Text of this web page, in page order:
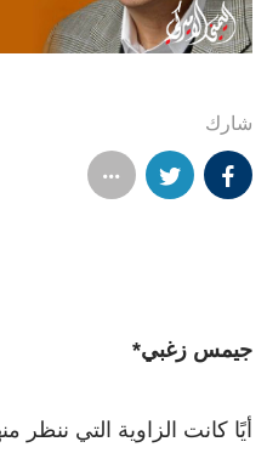
شارك
جيمس زغبي*
أيًا كانت الزاوية التي ننظر